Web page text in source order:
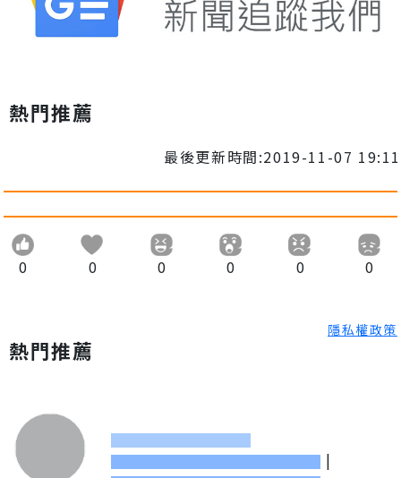
熱門推薦
最後更新時間:2019-11-07 19:11
0 0 0 0 0 0
隱私權政策
熱門推薦
|